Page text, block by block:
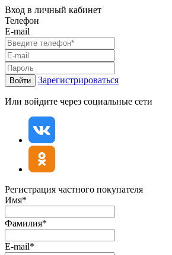
Вход в личный кабинет
Телефон
E-mail
Войти Зарегистрироваться
Или войдите через социальные сети
Регистрация частного покупателя
Имя*
Фамилия*
E-mail*